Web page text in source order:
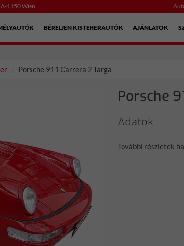
1150 Wien
BÉRELJEN KISTEHERAUTÓK AJÁNLATOK
Porsche 911 Carrera 2 Targa
Porsche
Adatok
További részletek